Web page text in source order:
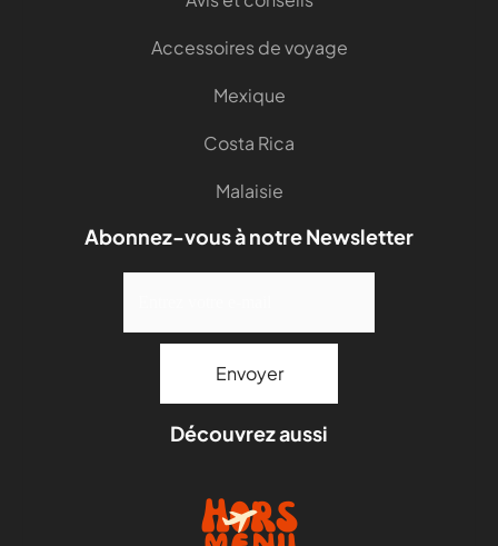
Accessoires de voyage
Mexique
Costa Rica
Malaisie
Abonnez-vous à notre Newsletter
Découvrez aussi